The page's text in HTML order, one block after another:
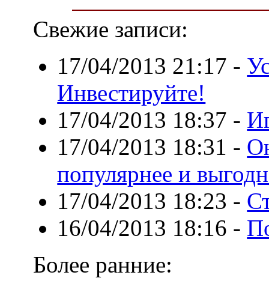
Свежие записи:
17/04/2013 21:17 -
Инвестируйте!
17/04/2013 18:37 -
17/04/2013 18:31 -
популярнее и
17/04/2013 18:23 -
16/04/2013 18:16 -
Более ранние: